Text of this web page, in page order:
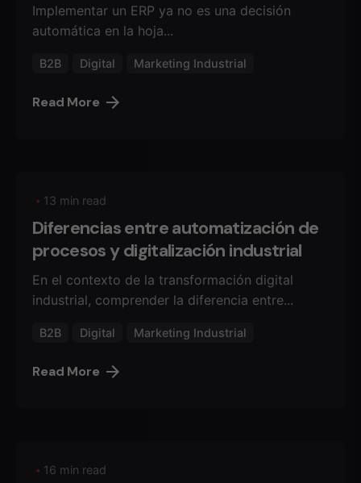
Implementar un ERP ya no es una decisión
automática en la hoja...
B2B Digital Marketing Industrial
Read More
13 min read
Diferencias entre automatización de
procesos y digitalización industrial
En el contexto de la transformación digital
industrial, comprender la diferencia entre...
B2B Digital Marketing Industrial
Read More
16 min read